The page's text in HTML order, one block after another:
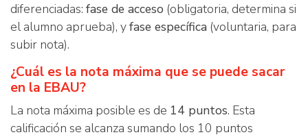
diferenciadas: fase de acceso (obligatoria, determina si
el alumno aprueba), yfase específica (voluntaria, para
subir nota).
¿Cuál es la nota máxima que se puede sacar
en la EBAU?
La nota máxima posible es de 14 puntos. Esta
calificación se alcanza sumando los 10 puntos